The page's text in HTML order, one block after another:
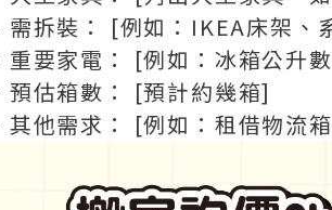
需拆裝： [例如：IKEA床架、
重要家電： [例如：冰箱公升
預估箱數： [預計約幾箱]
其他需求： [例如：租借物流